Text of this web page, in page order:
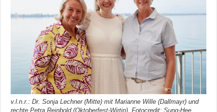
v.l.n.r.: Dr. Sonja Lechner (Mitte) mit Marianne Wille (Dallmayr) und
rechte Petra Reinbold (Oktoberfest-Wirtin). Fotocredit: Sung-Hee